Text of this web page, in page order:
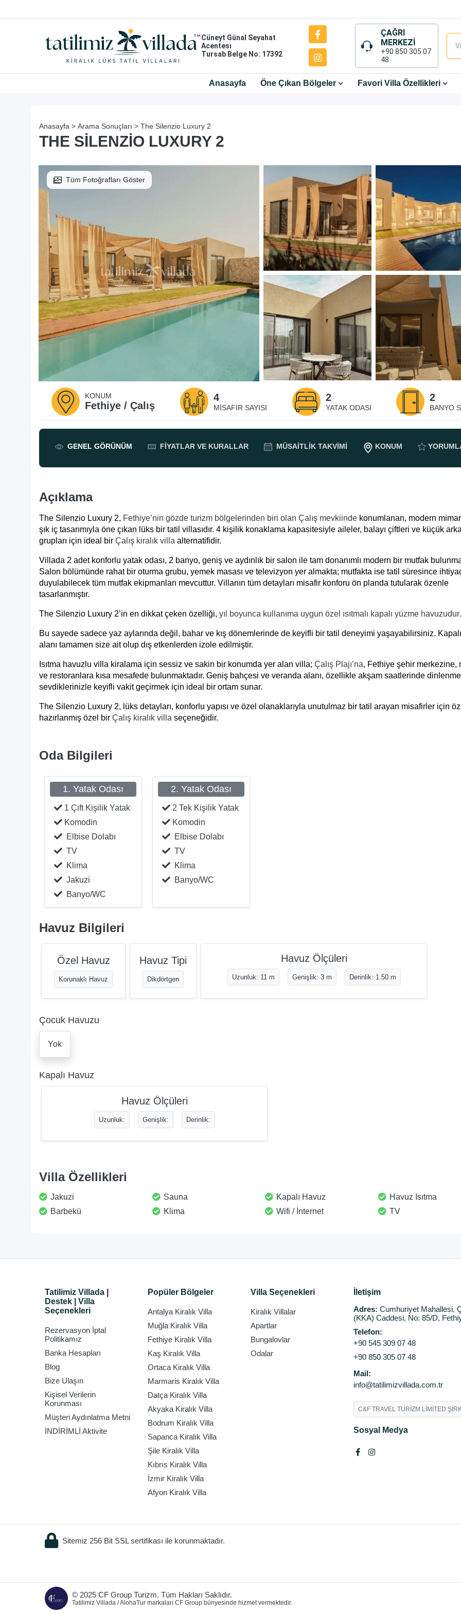
Cüneyt Günal Seyahat
Acentesı
Tursab Belge No: 17392
ÇAĞRI
MERKEZİ
+90 850 305 07
48
Anasayfa Öne Çıkan Bölgeler Favori Villa Özellikleri
Anasayfa > Arama Sonuçları > The Silenzio Luxury 2
THE SILENZIO LUXURY 2
Tüm Fotoğrafları Göster
KONUM
Fethiye / Çalış
4
MISAFIR SAYISI
2
YATAK ODASI
2
BANYO
GENEL GÖRÜNÜM FIYATLAR VE KURALLAR MÜSAITLIK TAKVIMI KONUM
Açıklama
The Silenzio Luxury 2, Fethiye’nin gözde turizm bölgelerinden biri olan Çalış mevkiinde konumlanan, modern
şık iç tasarımıyla öne çıkan lüks bir tatil villasıdır. 4 kişilik konaklama kapasitesiyle aileler, balayı çiftleri ve küçük
grupları için ideal bir Çalış kiralık villa alternatifidir.
Villada 2 adet konforlu yatak odası, 2 banyo, geniş ve aydınlık bir salon ile tam donanımlı modern bir mutfak
Salon bölümünde rahat bir oturma grubu, yemek masası ve televizyon yer almakta; mutfakta ise tatil süresince
duyulabilecek tüm mutfak ekipmanları mevcuttur. Villanın tüm detayları misafir konforu ön planda tutularak özenle
tasarlanmıştır.
The Silenzio Luxury 2’in en dikkat çeken özelliği, yıl boyunca kullanıma uygun özel ısıtmalı kapalı yüzme havuzudur.
Bu sayede sadece yaz aylarında değil, bahar ve kış dönemlerinde de keyifli bir tatil deneyimi yaşayabilirsiniz.
alanı tamamen size ait olup dış etkenlerden izole edilmiştir.
Isıtma havuzlu villa kiralama için sessiz ve sakin bir konumda yer alan villa; Çalış Plajı’na, Fethiye şehir merkezine,
ve restoranlara kısa mesafede bulunmaktadır. Geniş bahçesi ve veranda alanı, özellikle akşam saatlerinde
sevdiklerinizle keyifli vakit geçirmek için ideal bir ortam sunar.
The Silenzio Luxury 2, lüks detayları, konforlu yapısı ve özel olanaklarıyla unutulmaz bir tatil arayan misafirler için
hazırlanmış özel bir Çalış kiralık villa seçeneğidir.
Oda Bilgileri
1. Yatak Odası
1 Çift Kişilik Yatak
Komodin
Elbise Dolabı
TV
Klima
Jakuzi
Banyo/WC
2. Yatak Odası
2 Tek Kişilik Yatak
Komodin
Elbise Dolabı
TV
Klima
Banyo/WC
Havuz Bilgileri
Özel Havuz
Korunaklı Havuz
Havuz Tipi
Dikdörtgen
Havuz Ölçüleri
Uzunluk: 11 m Genişlik: 3 m Derinlik: 1.50 m
Çocuk Havuzu
Yok
Kapalı Havuz
Havuz Ölçüleri
Uzunluk: Genişlik: Derinlik:
Villa Özellikleri
Jakuzi Sauna Kapalı Havuz
Havuz Isıtma
Barbekü
Klima Wifi / İnternet TV
Tatilimiz Villada |
Destek | Villa
Seçenekleri
Rezervasyon İptal
Politikamız
Banka Hesapları
Blog
Bize Ulaşın
Kişisel Verilerin
Korunması
Müşteri Aydınlatma Metni
İNDİRİMLİ Aktivite
Popüler Bölgeler
Antalya Kiralık Villa
Muğla Kiralık Villa
Fethiye Kiralık Villa
Kaş Kiralık Villa
Ortaca Kiralık Villa
Marmaris Kiralık Villa
Datça Kiralık Villa
Akyaka Kiralık Villa
Bodrum Kiralık Villa
Sapanca Kiralık Villa
Şile Kiralık Villa
Kıbrıs Kiralık Villa
İzmir Kiralık Villa
Afyon Kiralık Villa
Villa Seçenekleri
Kiralık Villalar
Apartlar
Bungalovlar
Odalar
İletişim
Adres: Cumhuriyet Mahallesi,
(KKA) Caddesi, No: 85/D,
Telefon:
+90 545 309 07 48
+90 850 305 07 48
Mail:
info@tatilimizvillada.com.tr
C&F TRAVEL TURİZM LİMİTED
Sosyal Medya
Sitemiz 256 Bit SSL sertifikası ile korunmaktadır.
© 2025 CF Group Turizm. Tüm Hakları Saklıdır.
Tatilimiz Villada / AlohaTur markaları CF Group bünyesinde hizmet vermektedir.